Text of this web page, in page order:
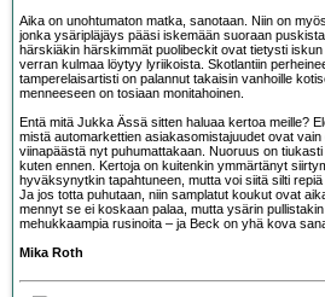
Aika on unohtumaton matka, sanotaan. Niin on myös
jonka ysäripläjäys pääsi iskemään suoraan
härskiäkin härskimmät puolibeckit ovat tietysti
verran kulmaa löytyy lyriikoista. Skotlantiin
tamperelaisartisti on palannut takaisin vanhoille
menneeseen on tosiaan monitahoinen.
Entä mitä Jukka Ässä sitten haluaa kertoa meille?
mistä automarkettien asiakasomistajuudet ovat
viinapäästä nyt puhumattakaan. Nuoruus on
kuten ennen. Kertoja on kuitenkin ymmärtänyt
hyväksynytkin tapahtuneen, mutta voi siitä silti repiä
Ja jos totta puhutaan, niin samplatut koukut ovat
mennyt se ei koskaan palaa, mutta ysärin
mehukkaampia rusinoita – ja Beck on yhä kova
Mika Roth